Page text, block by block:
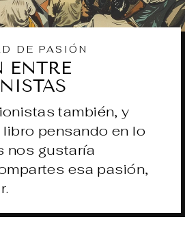
DE PASIÓN
ENTRE
también, y
pensando en lo
nos gustaría
esa pasión,